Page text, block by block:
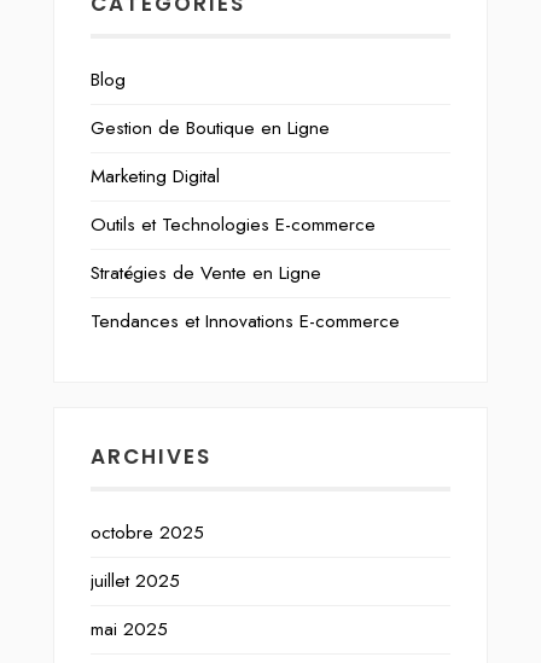
Blog
Gestion de Boutique en Ligne
Marketing Digital
Outils et Technologies E-commerce
Stratégies de Vente en Ligne
Tendances et Innovations E-commerce
ARCHIVES
octobre 2025
juillet 2025
mai 2025